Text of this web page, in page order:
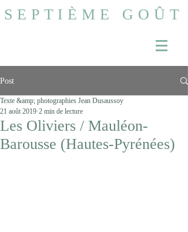
SEPTIÈME GOÛT
Post
Les Oliviers / Mauléon-
Barousse (Hautes-Pyrénées)
Texte &amp; photographies Jean Dusaussoy
21 août 2019 2 min de lecture